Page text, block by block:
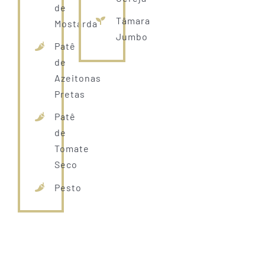
de
Mostarda
Patê
de
Azeitonas
Pretas
Patê
de
Tomate
Seco
Pesto
Tâmara
Jumbo